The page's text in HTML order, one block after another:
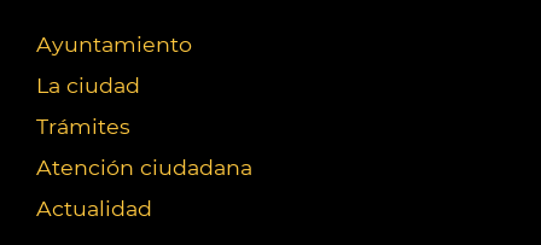
Ayuntamiento
La ciudad
Trámites
Atención ciudadana
Actualidad